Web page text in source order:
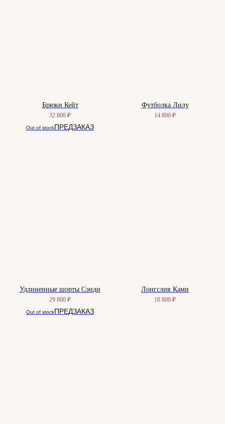
Брюки Кейт
32 800 ₽
Out of stock
Футболка Лилу
14 800 ₽
Удлиненные шорты Сэнди
29 800 ₽
Out of stock
Лонгслив Ками
18 800 ₽